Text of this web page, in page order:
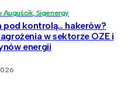
Auguścik, Sigenergy
pod kontrolą… hakerów?
w sektorze OZE i
energii